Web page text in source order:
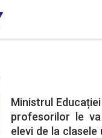
Ministrul
profesorilor le
elevi de la